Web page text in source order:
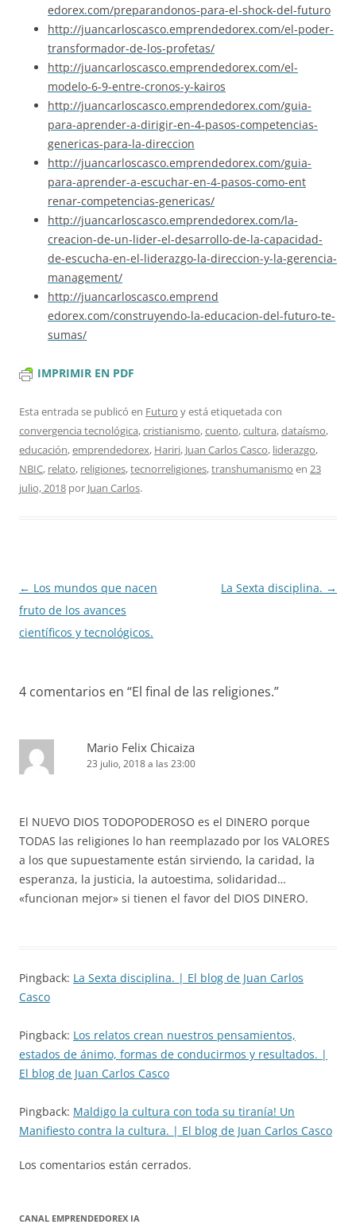
edorex.com/preparandonos-para-el-shock-del-futuro
http://juancarloscasco.emprendedorex.com/el-poder-
transformador-de-los-profetas/
http://juancarloscasco.emprendedorex.com/el-
modelo-6-9-entre-cronos-y-kairos
http://juancarloscasco.emprendedorex.com/guia-
para-aprender-a-dirigir-en-4-pasos-competencias-
genericas-para-la-direccion
http://juancarloscasco.emprendedorex.com/guia-
para-aprender-a-escuchar-en-4-pasos-como-ent
renar-competencias-genericas/
http://juancarloscasco.emprendedorex.com/la-
creacion-de-un-lider-el-desarrollo-de-la-capacidad-
de-escucha-en-el-liderazgo-la-direccion-y-la-gerencia-
management/
http://juancarloscasco.emprend
edorex.com/construyendo-la-educacion-del-futuro-te-
sumas/
IMPRIMIR EN PDF
Esta entrada se publicó en Futuro y está etiquetada con
convergencia tecnológica,cristianismo,cuento,cultura,dataísmo,
educación,emprendedorex, Hariri, Juan Carlos Casco, liderazgo,
NBIC, relato, religiones,tecnorreligiones,transhumanismo en 23
julio, 2018 por Juan Carlos.
Navegación
de
entradas
← Los mundos que nacen
fruto de los avances
científicos y tecnológicos.
La Sexta disciplina. →
4 comentarios en “El final de las religiones.”
Mario Felix Chicaiza
23 julio, 2018 a las 23:00
El NUEVO DIOS TODOPODEROSO es el DINERO porque
TODAS las religiones lo han reemplazado por los VALORES
a los que supuestamente están sirviendo, la caridad, la
esperanza, la justicia, la autoestima, solidaridad…
«funcionan mejor» si tienen el favor del DIOS DINERO.
Pingback: La Sexta disciplina. | El blog de Juan Carlos
Casco
Pingback: Los relatos crean nuestros pensamientos,
estados de ánimo, formas de conducirmos y resultados. |
El blog de Juan Carlos Casco
Pingback: Maldigo la cultura con toda su tiranía! Un
Manifiesto contra la cultura. | El blog de Juan Carlos Casco
Los comentarios están cerrados.
CANAL EMPRENDEDOREX IA